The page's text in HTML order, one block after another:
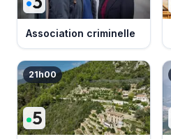
Association criminelle
21h00